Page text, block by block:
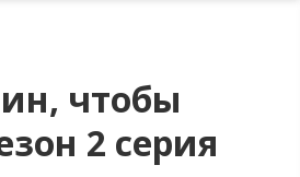
чтобы
2 серия